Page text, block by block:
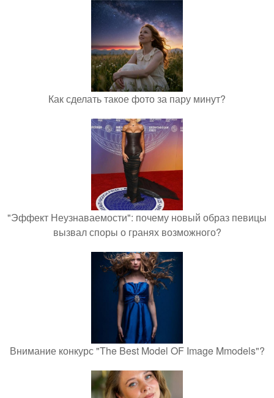
Как сделать такое фото за пару минут?
"Эффект Неузнаваемости": почему новый образ певицы
вызвал споры о гранях возможного?
Внимание конкурс "The Best Model OF Image Mmodels"?